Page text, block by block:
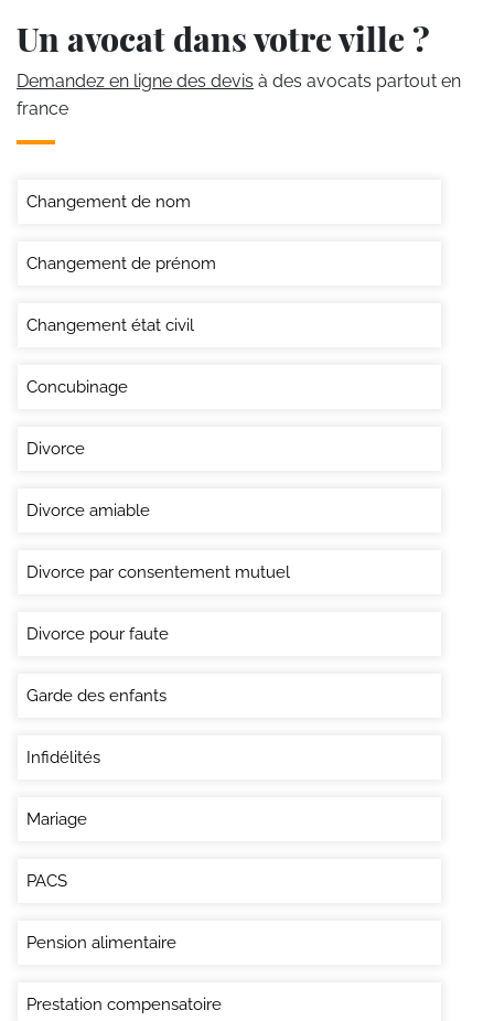
Un avocat dans votre ville ?
Demandez en ligne des devis à des avocats partout en
france
Changement de nom
Changement de prénom
Changement état civil
Concubinage
Divorce
Divorce amiable
Divorce par consentement mutuel
Divorce pour faute
Garde des enfants
Infidélités
Mariage
PACS
Pension alimentaire
Prestation compensatoire